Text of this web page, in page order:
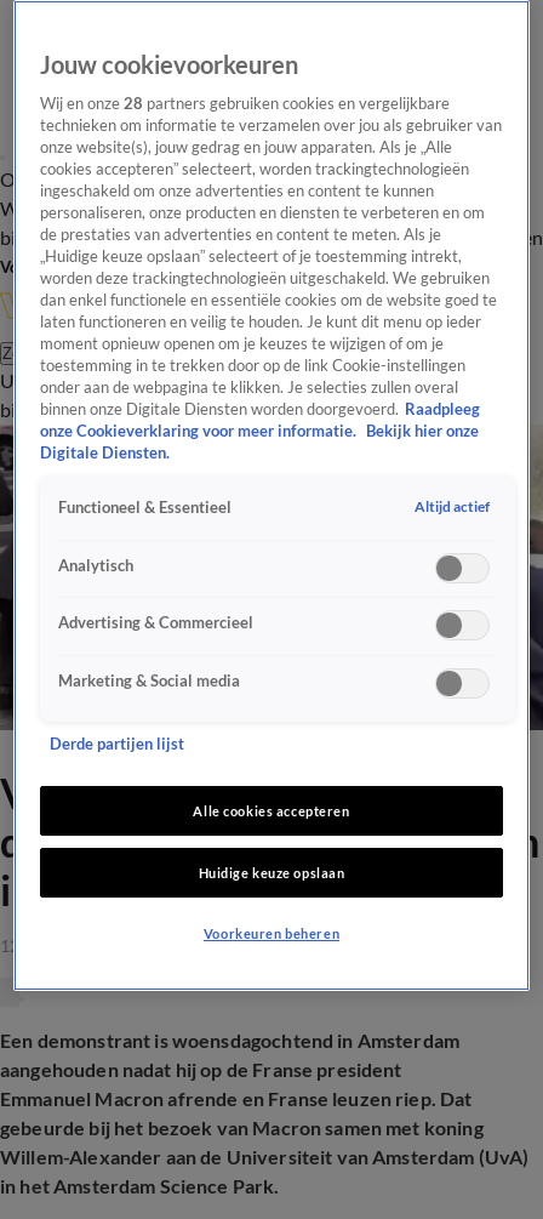
Overzicht Onze programma's Uitzendingen Onze gezichten
In de
WandelgangenInterviewsUitzending
bijwonenPodcastShopVeelgestelde vragenKijkersvraag insturen
Volg Vandaag Inside
Zoeken
UitzendingenVandaag InsideDe OranjezomerShopUitzending
bijwonen
Video: Schreeuwende
demonstrant belaagt Macron
in Amsterdam
12 apr 2023, 11:29
Een demonstrant is woensdagochtend in Amsterdam
aangehouden nadat hij op de Franse president
Emmanuel Macron afrende en Franse leuzen riep. Dat
gebeurde bij het bezoek van Macron samen met koning
Willem-Alexander aan de Universiteit van Amsterdam (UvA)
in het Amsterdam Science Park.
Jouw cookievoorkeuren
Wij en onze28 partners gebruiken cookies en vergelijkbare
technieken om informatie te verzamelen over jou als gebruiker van
onze website(s), jouw gedrag en jouw apparaten. Als je „Alle
cookies accepteren” selecteert, worden trackingtechnologieën
ingeschakeld om onze advertenties en content te kunnen
personaliseren, onze producten en diensten te verbeteren en om
de prestaties van advertenties en content te meten. Als je
„Huidige keuze opslaan” selecteert of je toestemming intrekt,
worden deze trackingtechnologieën uitgeschakeld. We gebruiken
dan enkel functionele en essentiële cookies om de website goed te
laten functioneren en veilig te houden. Je kunt dit menu op ieder
moment opnieuw openen om je keuzes te wijzigen of om je
toestemming in te trekken door op de link Cookie-instellingen
onder aan de webpagina te klikken. Je selecties zullen overal
binnen onze Digitale Diensten worden doorgevoerd. Raadpleeg
onze Cookieverklaring voor meer informatie.
Bekijk hier onze
Digitale Diensten.
Functioneel & Essentieel Altijd actief
Analytisch
Advertising & Commercieel
Marketing & Social media
Derde partijen lijst
Alle cookies accepteren
Huidige keuze opslaan
Voorkeuren beheren